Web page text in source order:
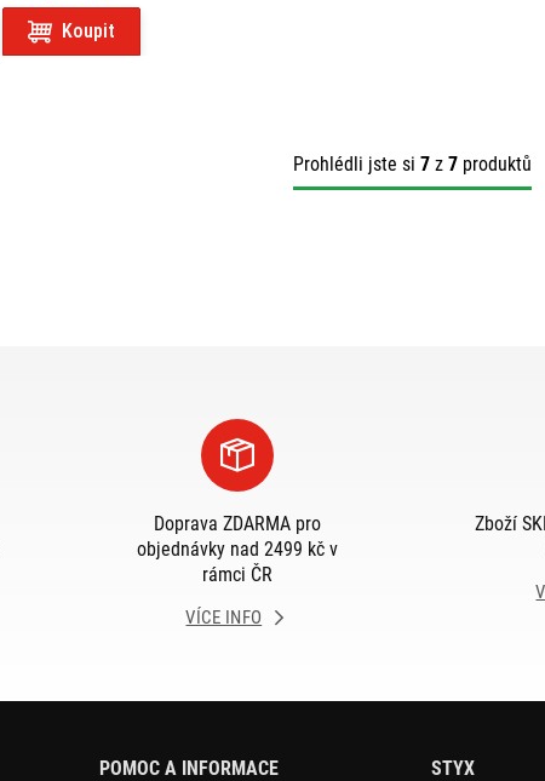
Koupit
Prohlédli jste si 7z 7produktů
Doprava ZDARMA pro
objednávky nad 2499 kč v
rámci ČR
VÍCE INFO
Zboží
POMOC A INFORMACE STYX